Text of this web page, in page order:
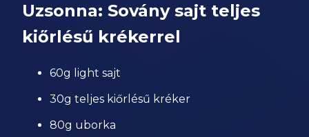
Uzsonna: Sovány sajt teljes
kiőrlésű krékerrel
60g light sajt
30g teljes kiőrlésű kréker
80g uborka